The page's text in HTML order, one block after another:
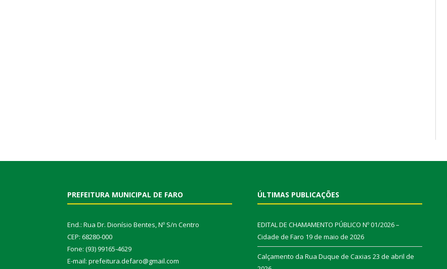
PREFEITURA MUNICIPAL DE FARO
End.: Rua Dr. Dionísio Bentes, Nº S/n Centro
CEP: 68280-000
Fone: (93) 99165-4629
E-mail: prefeitura.defaro@gmail.com
ÚLTIMAS PUBLICAÇÕES
EDITAL DE CHAMAMENTO PÚBLICO Nº 01/2026 –
Cidade de Faro 19 de maio de 2026
Calçamento da Rua Duque de Caxias 23 de abril de